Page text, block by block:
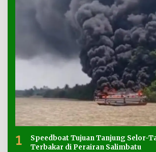
1
Speedboat Tujuan Tanjung Selor-
Terbakar di Perairan Salimbatu